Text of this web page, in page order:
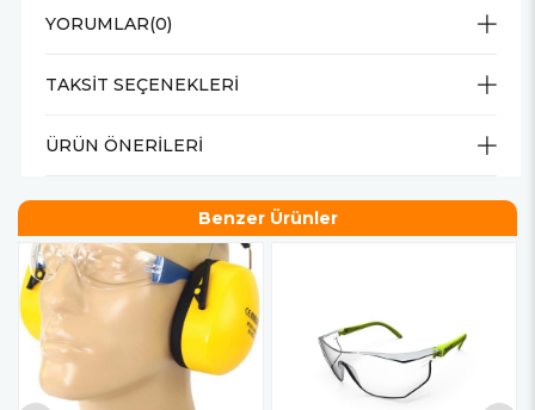
YORUMLAR(0)
TAKSIT SEÇENEKLERI
ÜRÜN ÖNERILERI
Benzer Ürünler